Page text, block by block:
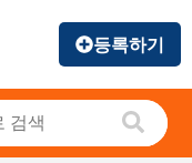
등록하기